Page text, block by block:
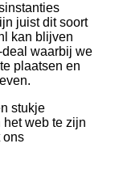
juist dit soort
kan blijven
deal waarbij we
plaatsen en
stukje
web te zijn
ons